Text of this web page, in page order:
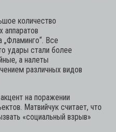
количество
аппаратов
„Фламинго“. Все
удары стали более
а налеты
различных видов
на поражении
Матвийчук считает, что
«социальный взрыв»